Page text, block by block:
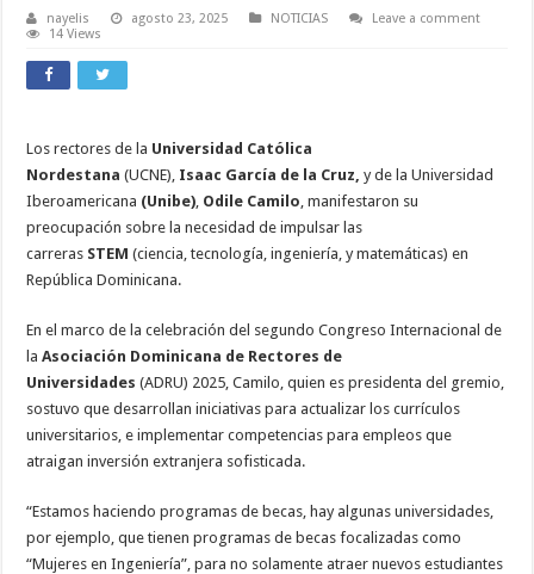
nayelis agosto 23, 2025 NOTICIAS
Leave a comment
14 Views
Los rectores de la Universidad Católica
Nordestana(UCNE), Isaac García de la Cruz, y de la Universidad
Iberoamericana (Unibe) Odile Camilo , manifestaron su
preocupación sobre la necesidad de impulsar las
carreras STEM (ciencia, tecnología, ingeniería, y matemáticas) en
República Dominicana.
En el marco de la celebración del segundo Congreso Internacional de
laAsociación Dominicana de Rectores de
Universidades(ADRU) 2025, Camilo, quien es presidenta del gremio,
sostuvo que desarrollan iniciativas para actualizar los currículos
universitarios, e implementar competencias para empleos que
atraigan inversión extranjera sofisticada.
“Estamos haciendo programas de becas, hay algunas universidades,
por ejemplo, que tienen programas de becas focalizadas como
“Mujeres en Ingeniería”, para no solamente atraer nuevos estudiantes